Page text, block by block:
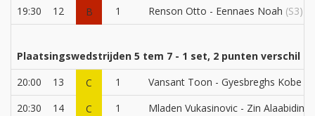
19:30
12 B 1 Renson Otto - Eennaes Noah (S3)
Plaatsingswedstrijden 5 tem 7 - 1 set, 2 punten verschil
20:00
13 C 1 Vansant Toon - Gyesbreghs Kobe
20:30
14 C 1 Mladen Vukasinovic - Zin Alaabidin